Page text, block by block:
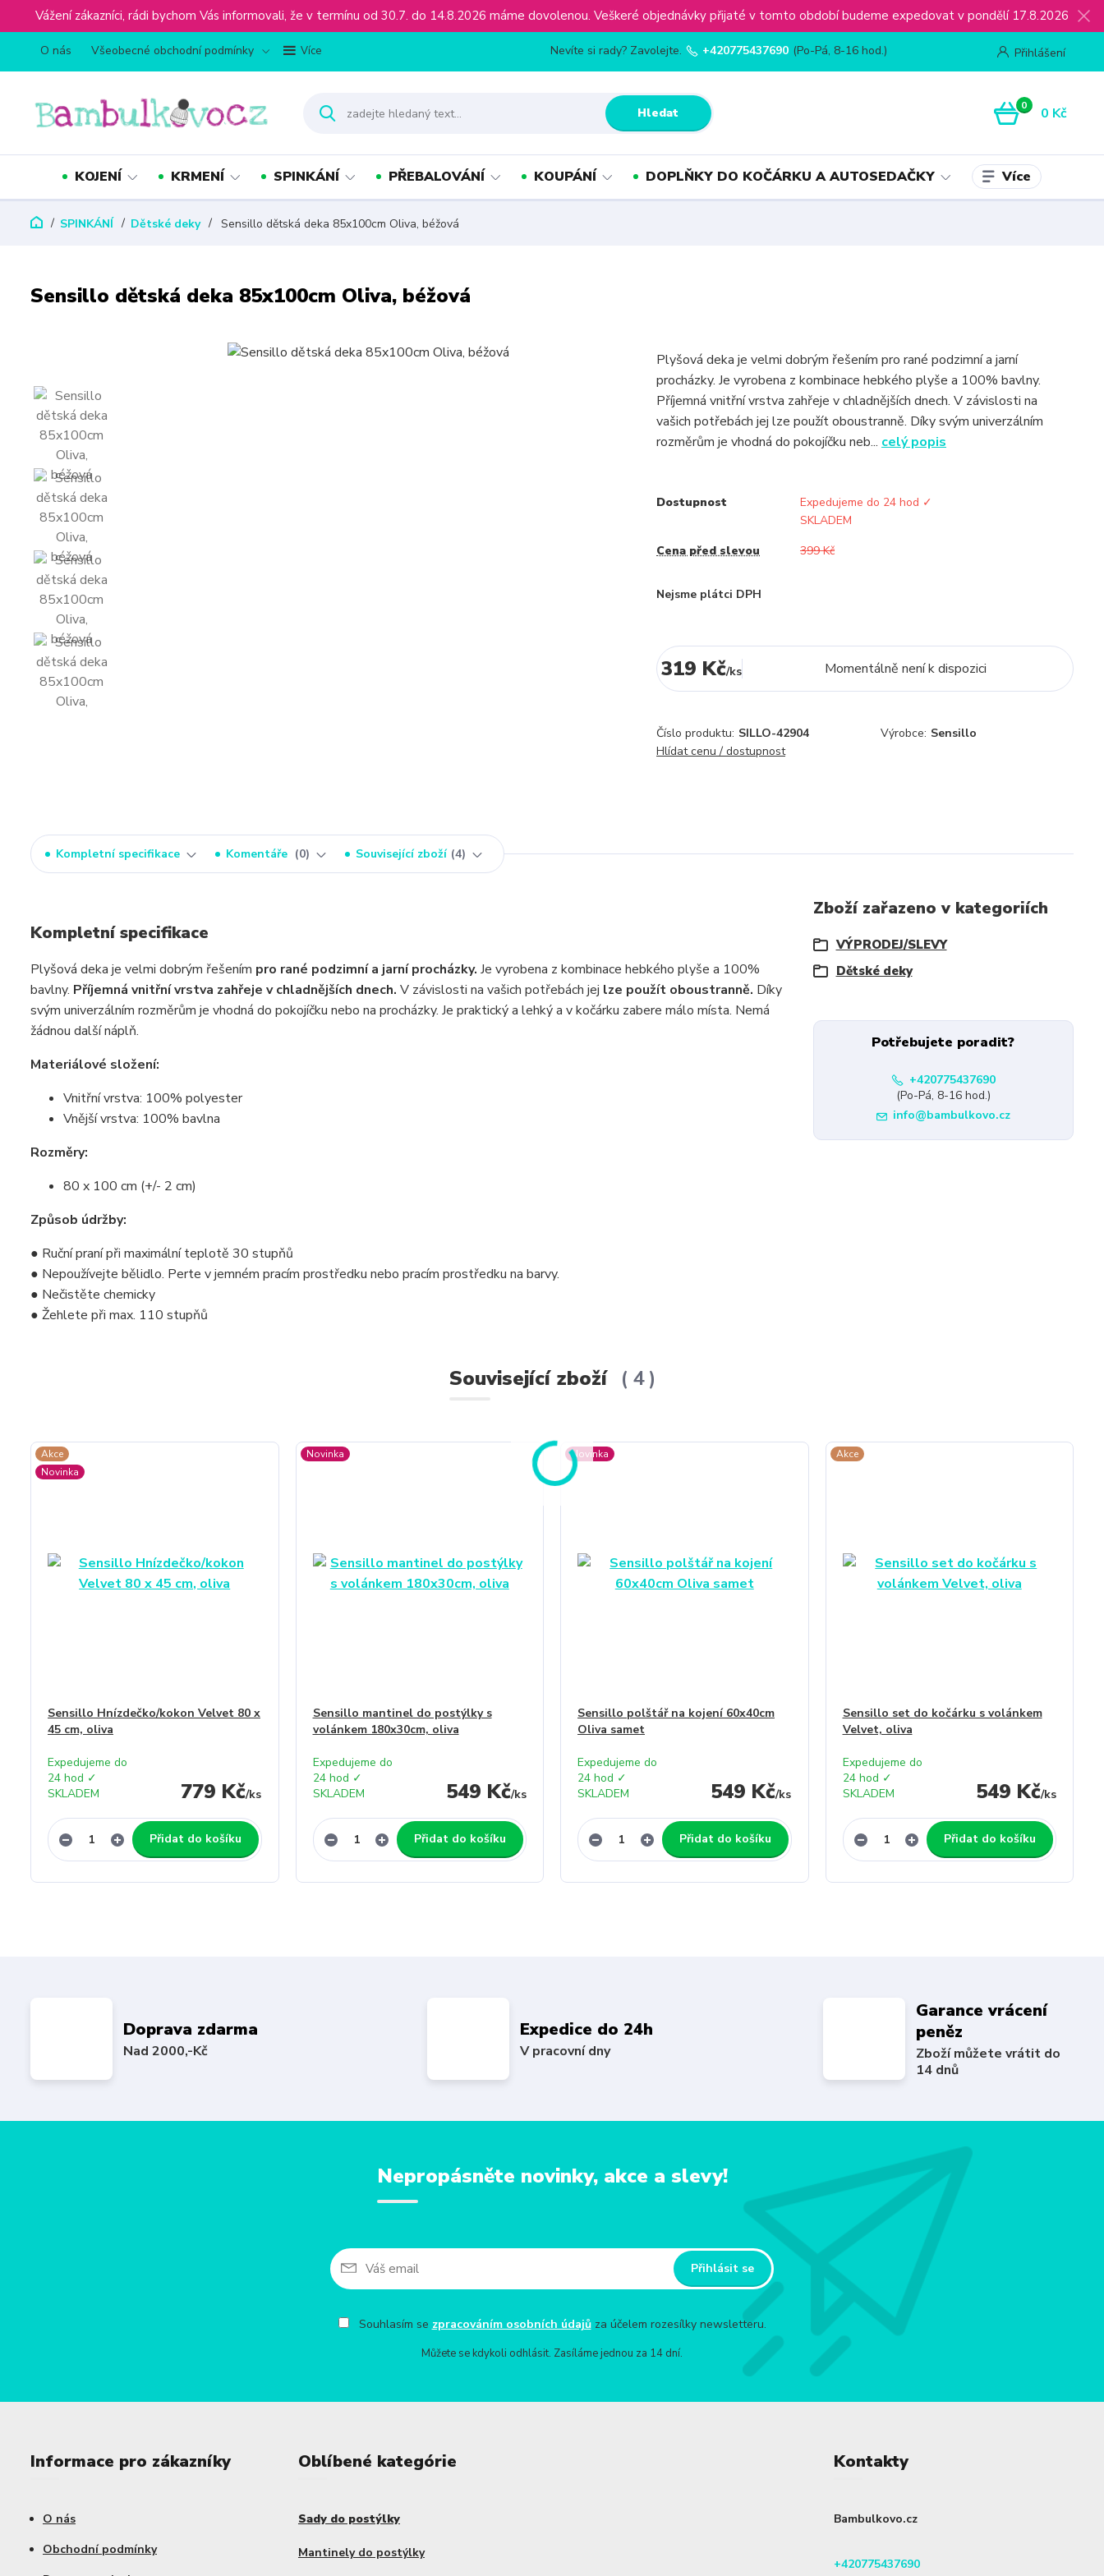
Vážení zákazníci, rádi bychom Vás informovali, že v termínu od 30.7. do 14.8.2026 máme dovolenou. Veškeré objednávky přijaté v tomto období budeme expedovat v pondělí 17.8.2026
O nás Všeobecné obchodní podmínky Více Přihlášení
Hledat
Nevíte si rady? Zavolejte. +420775437690 (Po-Pá, 8-16 hod.)
0 0 Kč
KOJENÍ KRMENÍ SPINKÁNÍ PŘEBALOVÁNÍ KOUPÁNÍ DOPLŇKY DO KOČÁRKU A AUTOSEDAČKY Více
SPINKÁNÍ Dětské deky Sensillo dětská deka 85x100cm Oliva, béžová
Sensillo dětská deka 85x100cm Oliva, béžová
Plyšová deka je velmi dobrým řešením pro rané podzimní a jarní
procházky. Je vyrobena z kombinace hebkého plyše a 100% bavlny.
Příjemná vnitřní vrstva zahřeje v chladnějších dnech. V závislosti na
vašich potřebách jej lze použít oboustranně. Díky svým univerzálním
rozměrům je vhodná do pokojíčku neb... celý popis
Dostupnost
Expedujeme do 24 hod ✓
SKLADEM
Cena před slevou
399 Kč
Nejsme plátci DPH
319 Kč/ks Momentálně není k dispozici
Číslo produktu: SILLO-42904 Výrobce: Sensillo
Hlídat cenu / dostupnost
Kompletní specifikace Komentáře 0 Související zboží 4
Kompletní specifikace
Plyšová deka je velmi dobrým řešením pro rané podzimní a jarní procházky. Je vyrobena z kombinace hebkého plyše a 100%
bavlny. Příjemná vnitřní vrstva zahřeje v chladnějších dnech. V závislosti na vašich potřebách jej lze použít oboustranně. Díky
svým univerzálním rozměrům je vhodná do pokojíčku nebo na procházky. Je praktický a lehký a v kočárku zabere málo místa. Nemá
žádnou další náplň.
Materiálové složení:
Vnitřní vrstva: 100% polyester
Vnější vrstva: 100% bavlna
Rozměry:
80 x 100 cm (+/- 2 cm)
Způsob údržby:
● Ruční praní při maximální teplotě 30 stupňů
● Nepoužívejte bělidlo. Perte v jemném pracím prostředku nebo pracím prostředku na barvy.
● Nečistěte chemicky
● Žehlete při max. 110 stupňů
Zboží zařazeno v kategoriích
VÝPRODEJ/SLEVY
Dětské deky
Potřebujete poradit?
+420775437690
(Po-Pá, 8-16 hod.)
info@bambulkovo.cz
Související zboží 4
Akce
Novinka
Sensillo Hnízdečko/kokon Velvet 80 x
45 cm, oliva
779 Kč/ks
Expedujeme do
24 hod ✓
SKLADEM
Přidat do košíku
Novinka
Sensillo mantinel do postýlky s
volánkem 180x30cm, oliva
549 Kč/ks
Expedujeme do
24 hod ✓
SKLADEM
Přidat do košíku
Novinka
Sensillo polštář na kojení 60x40cm
Oliva samet
549 Kč/ks
Expedujeme do
24 hod ✓
SKLADEM
Přidat do košíku
Akce
Sensillo set do kočárku s volánkem
Velvet, oliva
549 Kč/ks
Expedujeme do
24 hod ✓
SKLADEM
Přidat do košíku
Doprava zdarma
Nad 2000,-Kč
Expedice do 24h
V pracovní dny
Garance vrácení
peněz
Zboží můžete vrátit do
14 dnů
Nepropásněte novinky, akce a slevy!
Přihlásit se
Souhlasím se zpracováním osobních údajůza účelem rozesílky newsletteru.
Můžete se kdykoli odhlásit. Zasíláme jednou za 14 dní.
Informace pro zákazníky
O nás
Obchodní podmínky
Oblíbené kategórie
Sady do postýlky
Mantinely do postýlky
Kontakty
Bambulkovo.cz
+420775437690